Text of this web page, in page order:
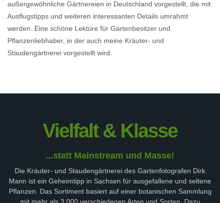
außergewöhnliche Gärtnereien in Deutschland vorgestellt, die mit
Ausflugstipps und weiteren interessanten Details umrahmt
werden. Eine schöne Lektüre für Gartenbesitzer und
Pflanzenliebhaber, in der auch meine Kräuter- und
Staudengärtnerei vorgestellt wird.
Vielfalt & Klasse
...statt Mainstream und Masse!
Die Kräuter- und Staudengärtnerei des Gartenfotografen Dirk
Mann ist ein Geheimtipp in Sachsen für ausgefallene und seltene
Pflanzen. Das Sortiment basiert auf einer botanischen Sammlung